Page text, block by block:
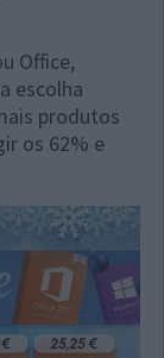
Office,
escolha
produtos
os 62% e